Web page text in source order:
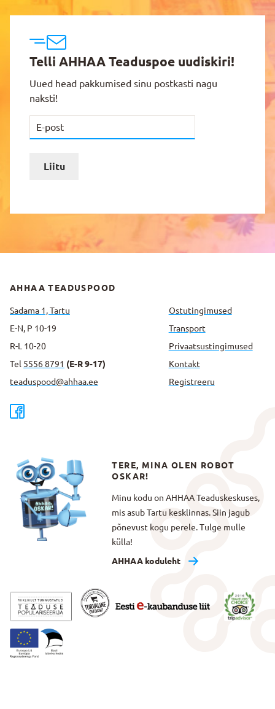
Telli AHHAA Teaduspoe uudiskiri!
Uued head pakkumised sinu postkasti nagu
naksti!
Liitu
AHHAA TEADUSPOOD
Sadama 1, Tartu
E-N, P 10-19
R-L 10-20
Tel 5556 8791 (E-R 9-17)
teaduspood@ahhaa.ee
Ostutingimused
Transport
Privaatsus­tingimused
Kontakt
Registreeru
TERE, MINA OLEN ROBOT
OSKAR!
Minu kodu on AHHAA Teaduskeskuses,
mis asub Tartu kesklinnas. Siin jagub
põnevust kogu perele. Tulge mulle
külla!
AHHAA koduleht